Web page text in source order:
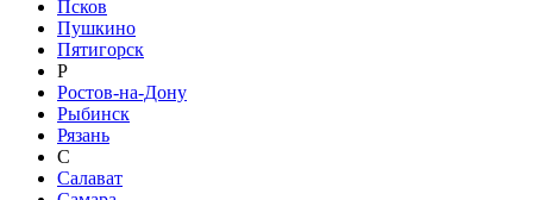
Псков
Пушкино
Пятигорск
Р
Ростов-на-Дону
Рыбинск
Рязань
С
Салават